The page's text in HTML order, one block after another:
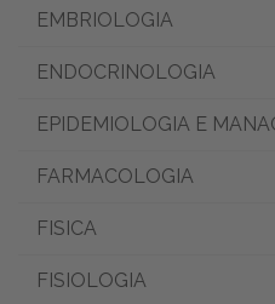
EMBRIOLOGIA
ENDOCRINOLOGIA
EPIDEMIOLOGIA E
FARMACOLOGIA
FISICA
FISIOLOGIA